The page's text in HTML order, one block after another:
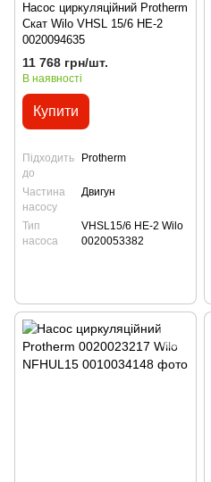
Насос циркуляційний Protherm
Скат Wilo VHSL 15/6 HE-2
0020094635
11 768 грн/шт.
В наявності
Купити
Підходить
до
Protherm
Частина
насосу
Двигун
Тип
насоса
VHSL15/6 HE-2 Wilo
0020053382